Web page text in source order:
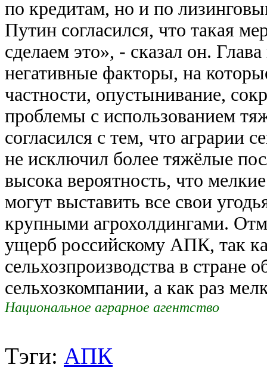
по кредитам, но и по
Путин согласился, что такая
сделаем это», - сказал он.
негативные факторы, на
частности, опустынивание,
проблемы с использованием
согласился с тем, что аграрии
не исключил более тяжёлые
высока вероятность, что
могут выставить все свои
крупными агрохолдингами.
ущерб российскому АПК, так
сельхозпроизводства в стране
сельхозкомпании, а как раз
Национальное аграрное агентство
Тэги: АПК